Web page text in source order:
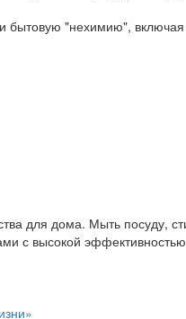
бытовую "нехимию",
для дома. Мыть посуду,
с высокой